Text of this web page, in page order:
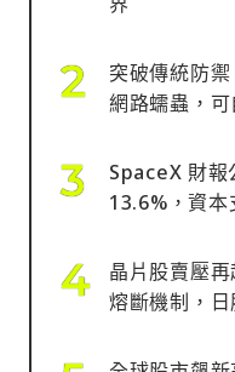
突破傳統防
網路蠕蟲，
SpaceX 財報
13.6%，資
晶片股賣壓
熔斷機制，